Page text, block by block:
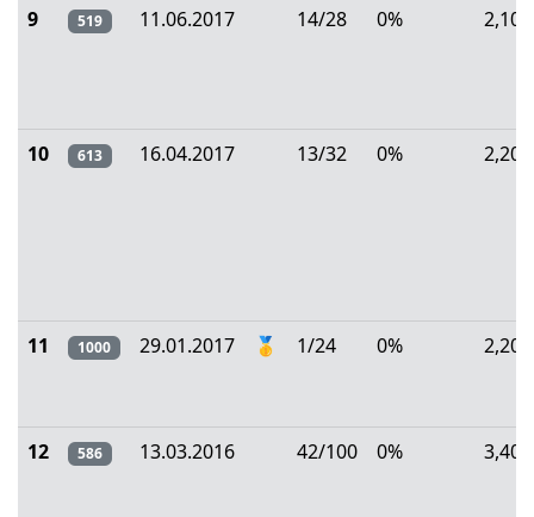
9 519 11.06.2017 14/28 0% 2,10
10 613 16.04.2017 13/32 0% 2,20
11 1000 29.01.2017 🥇 1/24 0% 2,20
12 586 13.03.2016 42/100 0% 3,40